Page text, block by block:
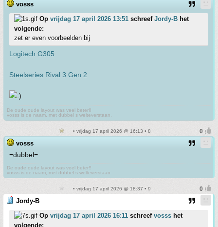
vosss
Op vrijdag 17 april 2026 13:51 schreef Jordy-B het
volgende:
zet er even voorbeelden bij
Logitech G305
Steelseries Rival 3 Gen 2
De oude oude layout was veel beter!!
vosss is de naam, met dubbel s welteverstaan.
• vrijdag 17 april 2026 @ 16:13 • 8
vosss
=dubbel=
De oude oude layout was veel beter!!
vosss is de naam, met dubbel s welteverstaan.
• vrijdag 17 april 2026 @ 18:37 • 9
Jordy-B
Op vrijdag 17 april 2026 16:11 schreef vosss het
volgende: